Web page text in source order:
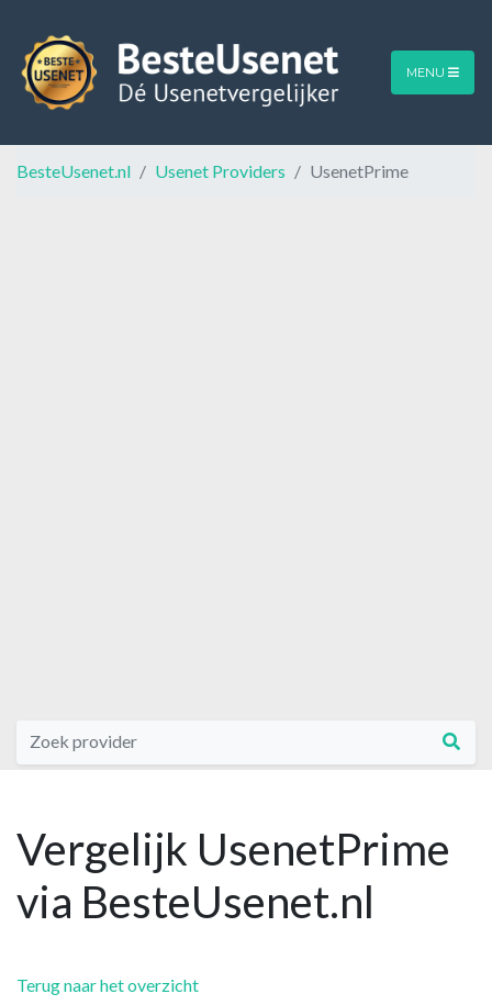
MENU
BesteUsenet.nl Usenet Providers UsenetPrime
Vergelijk UsenetPrime
via BesteUsenet.nl
Terug naar het overzicht